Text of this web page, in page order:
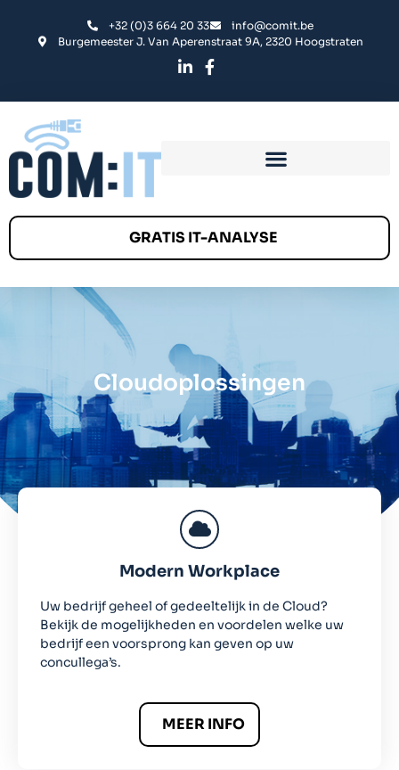
+32 (0)3 664 20 33
info@comit.be
Burgemeester J. Van Aperenstraat 9A, 2320 Hoogstraten
GRATIS IT-ANALYSE
Cloudoplossingen
Modern Workplace
Uw bedrijf geheel of gedeeltelijk in de Cloud?
Bekijk de mogelijkheden en voordelen welke uw
bedrijf een voorsprong kan geven op uw
concullega’s.
MEER INFO